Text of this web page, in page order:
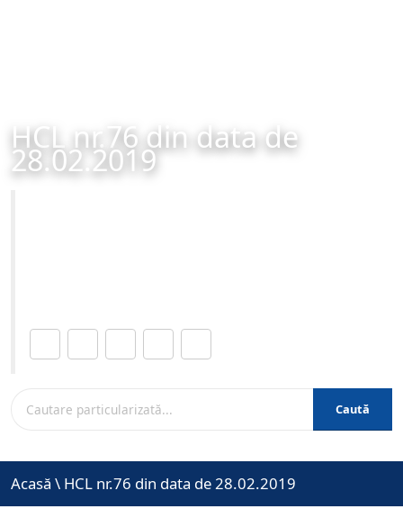
HCL nr.76 din data de
28.02.2019
Caută
Acasă \ HCL nr.76 din data de 28.02.2019